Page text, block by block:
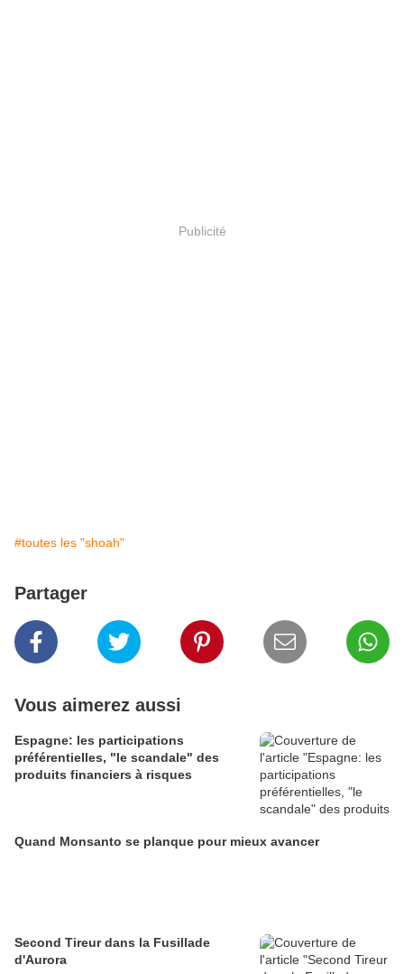
Publicité
#toutes les "shoah"
Partager
Vous aimerez aussi
Espagne: les participations
préférentielles, "le scandale" des
produits financiers à risques
Quand Monsanto se planque pour mieux avancer
Second Tireur dans la Fusillade
d'Aurora